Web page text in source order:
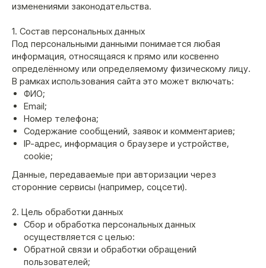
изменениями законодательства.
1. Состав персональных данных
Под персональными данными понимается любая
информация, относящаяся к прямо или косвенно
определённому или определяемому физическому лицу.
В рамках использования сайта это может включать:
ФИО;
Email;
Номер телефона;
Содержание сообщений, заявок и комментариев;
IP-адрес, информация о браузере и устройстве,
cookie;
Данные, передаваемые при авторизации через
сторонние сервисы (например, соцсети).
2. Цель обработки данных
Сбор и обработка персональных данных
осуществляется с целью:
Обратной связи и обработки обращений
пользователей;